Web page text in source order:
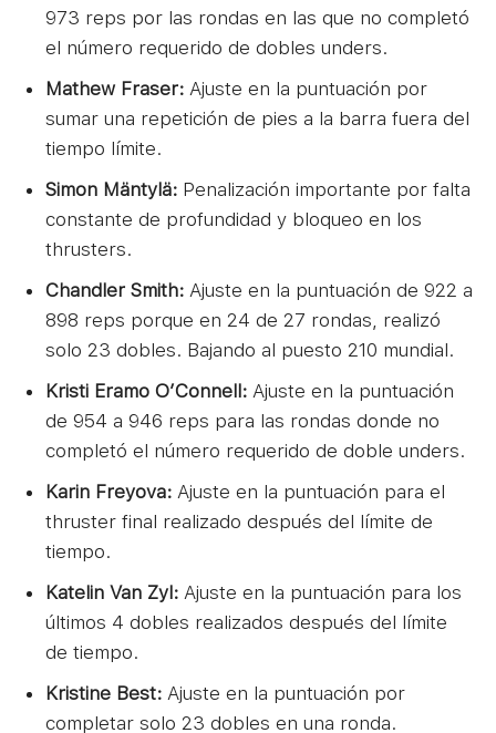
973 reps por las rondas en las que no completó
el número requerido de dobles unders.
Mathew Fraser: Ajuste en la puntuación por
sumar una repetición de pies a la barra fuera del
tiempo límite.
Simon Mäntylä: Penalización importante por falta
constante de profundidad y bloqueo en los
thrusters.
Chandler Smith: Ajuste en la puntuación de 922 a
898 reps porque en 24 de 27 rondas, realizó
solo 23 dobles. Bajando al puesto 210 mundial.
Kristi Eramo O’Connell: Ajuste en la puntuación
de 954 a 946 reps para las rondas donde no
completó el número requerido de doble unders.
Karin Freyova: Ajuste en la puntuación para el
thruster final realizado después del límite de
tiempo.
Katelin Van Zyl: Ajuste en la puntuación para los
últimos 4 dobles realizados después del límite
de tiempo.
Kristine Best: Ajuste en la puntuación por
completar solo 23 dobles en una ronda.